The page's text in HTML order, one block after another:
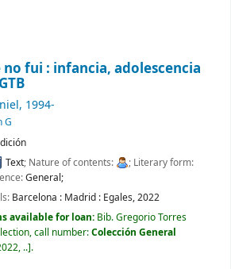
no fui : infancia, adolescencia
, 1994-
G
Text; Nature of contents:
; Literary form:
General;
Barcelona : Madrid : Egales,2022
available for loan: Bib. Gregorio Torres
call number:Colección General
.. .